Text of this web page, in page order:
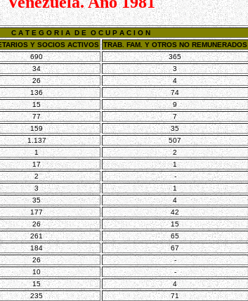
C A T E G O R I A D E O C U P A C I O N
Y SOCIOS ACTIVOS TRAB. FAM. Y OTROS NO REMUNERADOS
690 365
34 3
26 4
136 74
15 9
77 7
159 35
1.137 507
1 2
17 1
2 -
3 1
35 4
177 42
26 15
261 65
184 67
26 -
10 -
15 4
235 71